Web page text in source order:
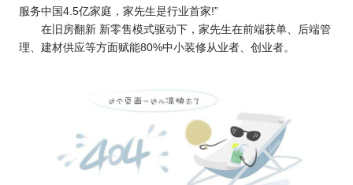
服务中国4.5亿家庭，家先生是行业首家!”
在旧房翻新 新零售模式驱动下，家先生在前端获单、后端管
理、建材供应等方面赋能80%中小装修从业者、创业者。